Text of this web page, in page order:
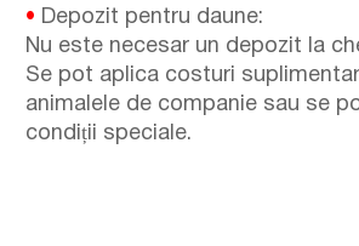
• Depozit pentru daune:
Nu este necesar un depozit la
Se pot aplica costuri
animalele de companie sau se
condiții speciale.